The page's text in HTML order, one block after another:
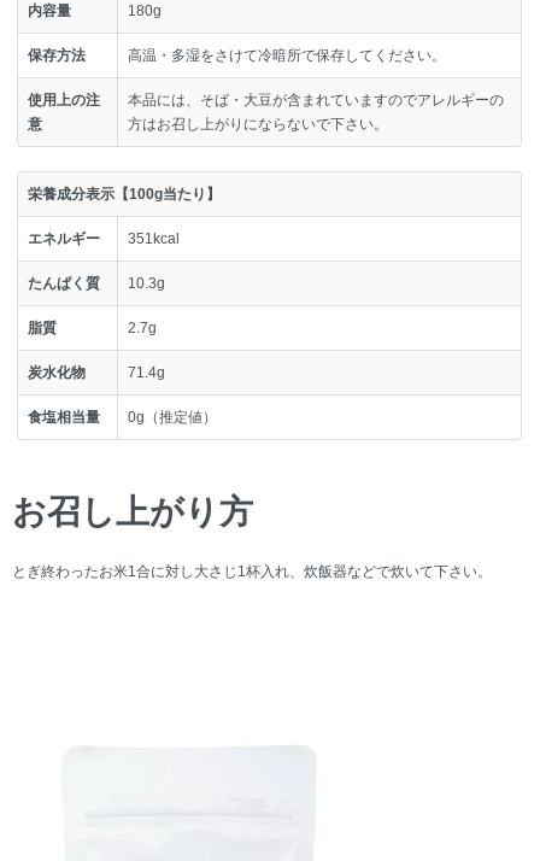
内容量 180g
保存方法 高温・多湿をさけて冷暗所で保存してください。
使用上の注
意
本品には、そば・大豆が含まれていますのでアレルギーの
方はお召し上がりにならないで下さい。
栄養成分表示【100g当たり】
エネルギー 351kcal
たんぱく質 10.3g
脂質 2.7g
炭水化物 71.4g
食塩相当量 0g（推定値）
お召し上がり方
とぎ終わったお米1合に対し大さじ1杯入れ、炊飯器などで炊いて下さい。